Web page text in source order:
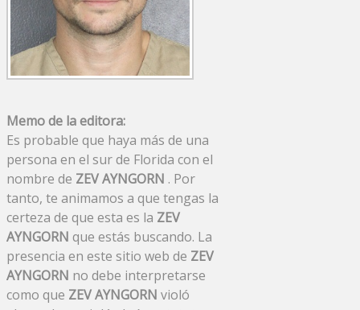
Memo de la editora:
Es probable que haya más de una
persona en el sur de Florida con el
nombre de ZEV AYNGORN . Por
tanto, te animamos a que tengas la
certeza de que esta es la ZEV
AYNGORN que estás buscando. La
presencia en este sitio web de ZEV
AYNGORN no debe interpretarse
como que ZEV AYNGORN violó